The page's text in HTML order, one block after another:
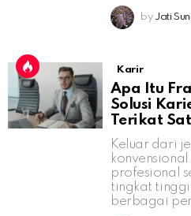
by Jati
Karir
Apa Itu
Solusi
Terikat
Keluar dari
profesional
tingkat tinggi
berbagai